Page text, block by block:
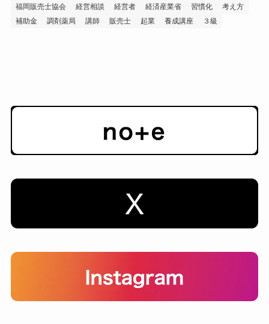
福岡販売士協会
経営相談 経営者 経済産業省 習慣化
考え方
補助金
調剤薬局 講師 販売士 起業 養成講座 ３級